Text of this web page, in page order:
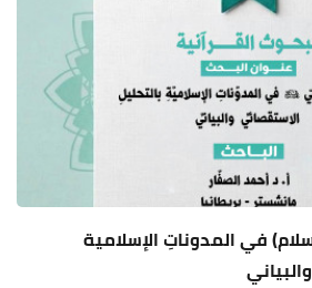
في المدوناتِ الإسلامية